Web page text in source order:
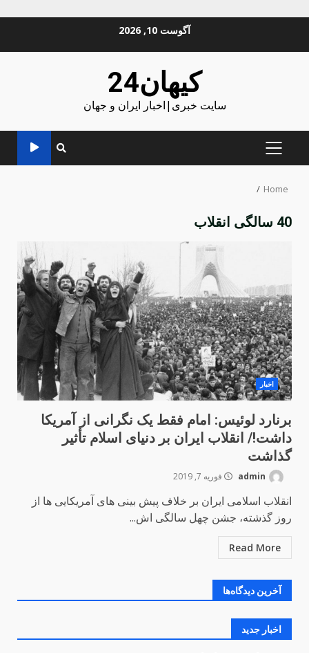
آگوست 10, 2026
کیهان24
سایت خبری|اخبار ایران و جهان
PRIMARY
Home
40 سالگی انقلاب
اخبار
برنارد لوئیس: امام فقط یک نگرانی از آمریکا
داشت!/ انقلاب ایران بر دنیای اسلام تأثیر
گذاشت
فوریه 7, 2019
انقلاب اسلامی ایران بر خلاف پیش بینی های آمریکایی ها از
روز گذشته، جشن چهل سالگی اش...
Read More
آخرین دیدگاه‌ها
اخبار جدید